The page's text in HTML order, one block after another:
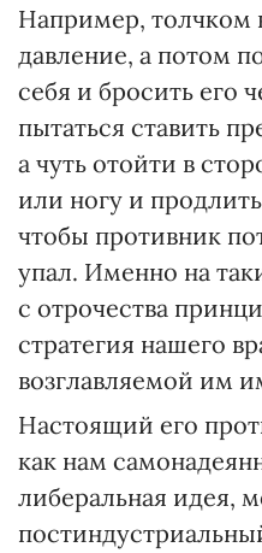
Например, толчком
давление, а потом
себя и бросить его
пытаться ставить
а чуть отойти в
или ногу и
чтобы противник
упал. Именно на
с отрочества
стратегия нашего
возглавляемой им
Настоящий его
как нам
либеральная идея,